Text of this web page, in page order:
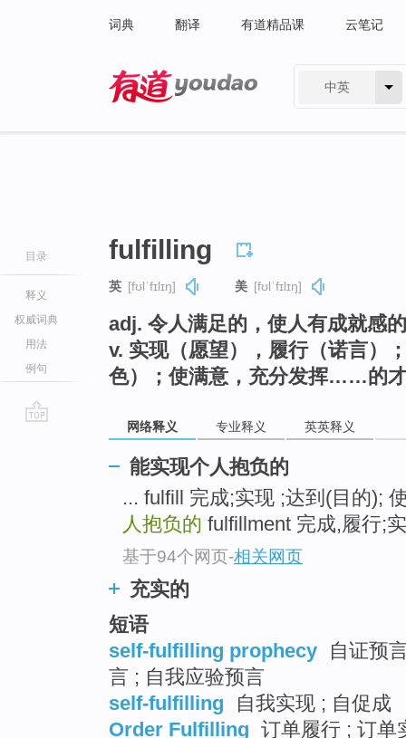
词典 翻译 有道精品课 云笔记
中英
目录
释义
权威词典
用法
例句
fulfilling
英 [fʊlˈfɪlɪŋ] 美 [fʊlˈfɪlɪŋ]
adj. 令人满足的，使人有成就感的
v. 实现（愿望），履行（诺言）
色）；使满意，充分发挥……的
网络释义 专业释义 英英释义
能实现个人抱负的
... fulfill 完成;实现 ;达到(目的);
人抱负的 fulfillment 完成,履行;
基于94个网页-相关网页
充实的
短语
self-fulfilling prophecy
自证预
言 ; 自我应验预言
self-fulfilling
自我实现 ; 自促成
Order Fulfilling 订单履行 ; 订单